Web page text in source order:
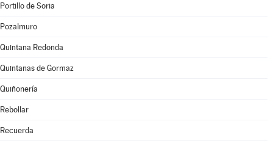
Portillo de Soria
Pozalmuro
Quintana Redonda
Quintanas de Gormaz
Quiñonería
Rebollar
Recuerda